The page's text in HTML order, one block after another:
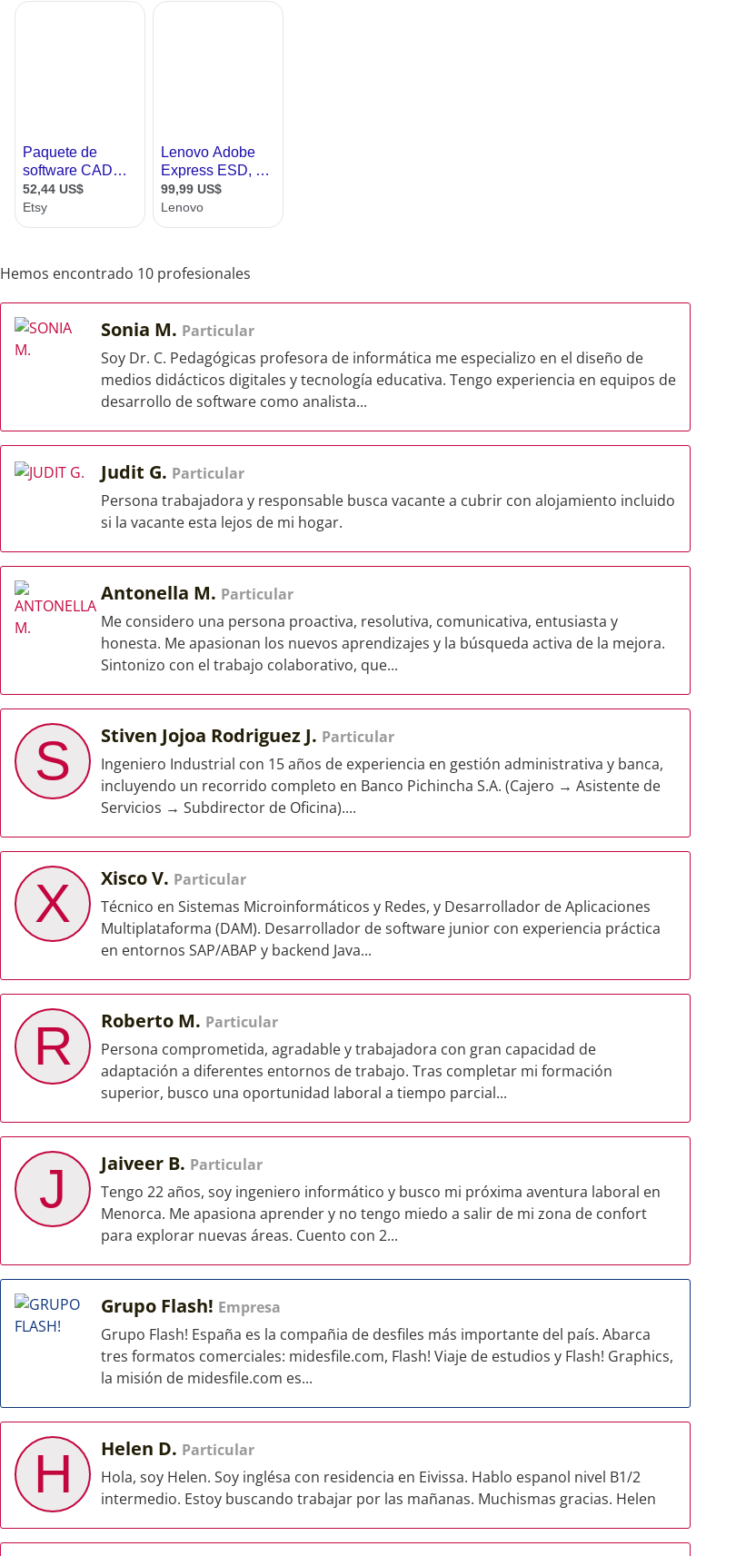
Hemos encontrado 10 profesionales
Sonia M. Particular
Soy Dr. C. Pedagógicas profesora de informática me especializo en el diseño de
medios didácticos digitales y tecnología educativa. Tengo experiencia en equipos de
desarrollo de software como analista...
Judit G. Particular
Persona trabajadora y responsable busca vacante a cubrir con alojamiento incluido
si la vacante esta lejos de mi hogar.
Antonella M. Particular
Me considero una persona proactiva, resolutiva, comunicativa, entusiasta y
honesta. Me apasionan los nuevos aprendizajes y la búsqueda activa de la mejora.
Sintonizo con el trabajo colaborativo, que...
S Stiven Jojoa Rodriguez J. Particular
Ingeniero Industrial con 15 años de experiencia en gestión administrativa y banca,
incluyendo un recorrido completo en Banco Pichincha S.A. (Cajero → Asistente de
Servicios → Subdirector de Oficina)....
X Xisco V. Particular
Técnico en Sistemas Microinformáticos y Redes, y Desarrollador de Aplicaciones
Multiplataforma (DAM). Desarrollador de software junior con experiencia práctica
en entornos SAP/ABAP y backend Java...
R Roberto M. Particular
Persona comprometida, agradable y trabajadora con gran capacidad de
adaptación a diferentes entornos de trabajo. Tras completar mi formación
superior, busco una oportunidad laboral a tiempo parcial...
J Jaiveer B. Particular
Tengo 22 años, soy ingeniero informático y busco mi próxima aventura laboral en
Menorca. Me apasiona aprender y no tengo miedo a salir de mi zona de confort
para explorar nuevas áreas. Cuento con 2...
Grupo Flash! Empresa
Grupo Flash! España es la compañia de desfiles más importante del país. Abarca
tres formatos comerciales: midesfile.com, Flash! Viaje de estudios y Flash! Graphics,
la misión de midesfile.com es...
H Helen D. Particular
Hola, soy Helen. Soy inglésa con residencia en Eivissa. Hablo espanol nivel B1/2
intermedio. Estoy buscando trabajar por las mañanas. Muchismas gracias. Helen